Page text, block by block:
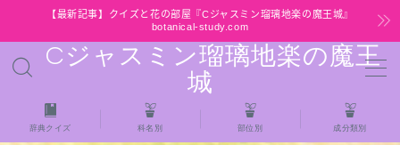
【最新記事】クイズと花の部屋『Cジャスミン瑠璃地楽の魔王城』
botanical-study.com
Cジャスミン瑠璃地楽の魔王
城
MENU
HOME
辞典クイズ 科名別 部位別 成分類別